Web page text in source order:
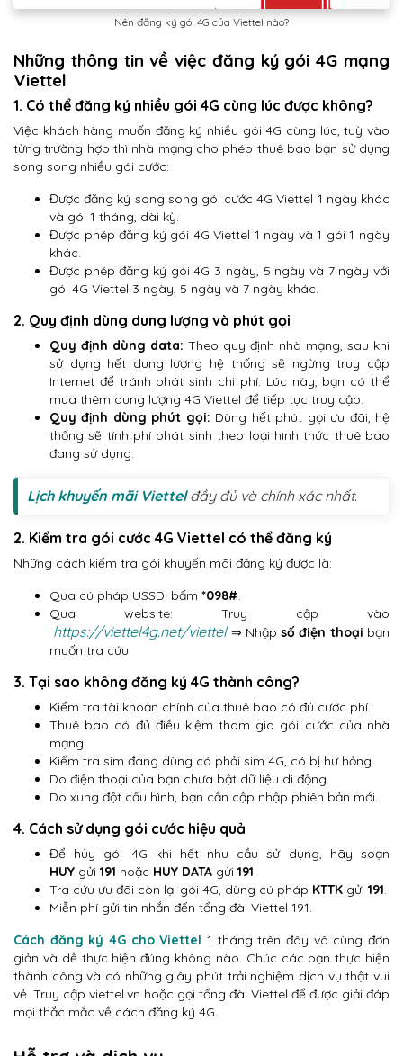
Nên đăng ký gói 4G của Viettel nào?
Những thông tin về việc đăng ký gói 4G mạng
Viettel
1. Có thể đăng ký nhiều gói 4G cùng lúc được không?
Việc khách hàng muốn đăng ký nhiều gói 4G cùng lúc, tuỳ vào
từng trường hợp thì nhà mạng cho phép thuê bao bạn sử dụng
song song nhiều gói cước:
Được đăng ký song song gói cước 4G Viettel 1 ngày khác
và gói 1 tháng, dài kỳ.
Được phép đăng ký gói 4G Viettel 1 ngày và 1 gói 1 ngày
khác.
Được phép đăng ký gói 4G 3 ngày, 5 ngày và 7 ngày với
gói 4G Viettel 3 ngày, 5 ngày và 7 ngày khác.
2. Quy định dùng dung lượng và phút gọi
Quy định dùng data: Theo quy định nhà mạng, sau khi
sử dụng hết dung lượng hệ thống sẽ ngừng truy cập
Internet để tránh phát sinh chi phí. Lúc này, bạn có thể
mua thêm dung lượng 4G Viettel để tiếp tục truy cập.
Quy định dùng phút gọi: Dùng hết phút gọi ưu đãi, hệ
thống sẽ tính phí phát sinh theo loại hình thức thuê bao
đang sử dụng.
Lịch khuyến mãi Viettelđầy đủ và chính xác nhất.
2. Kiểm tra gói cước 4G Viettel có thể đăng ký
Những cách kiểm tra gói khuyến mãi đăng ký được là:
Qua cú pháp USSD: bấm *098#.
Qua website: Truy cập vào
https://viettel4g.net/viettel ⇒ Nhập số điện thoại bạn
muốn tra cứu
3. Tại sao không đăng ký 4G thành công?
Kiểm tra tài khoản chính của thuê bao có đủ cước phí.
Thuê bao có đủ điều kiệm tham gia gói cước của nhà
mạng.
Kiểm tra sim đang dùng có phải sim 4G, có bị hư hỏng.
Do điện thoại của bạn chưa bật dữ liệu di động.
Do xung đột cấu hình, bạn cần cập nhập phiên bản mới.
4. Cách sử dụng gói cước hiệu quả
Để hủy gói 4G khi hết nhu cầu sử dụng, hãy soạn
HUY gửi 191 hoặc HUY DATA gửi 191.
Tra cứu ưu đãi còn lại gói 4G, dùng cú pháp KTTK gửi 191.
Miễn phí gửi tin nhắn đến tổng đài Viettel 191.
Cách đăng ký 4G cho Viettel 1 tháng trên đây vô cùng đơn
giản và dễ thực hiện đúng không nào. Chúc các bạn thực hiện
thành công và có những giây phút trải nghiệm dịch vụ thật vui
vẻ. Truy cập viettel.vn hoặc gọi tổng đài Viettel để được giải đáp
mọi thắc mắc về cách đăng ký 4G.